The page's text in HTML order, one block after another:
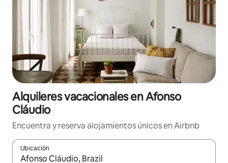
Alquileres vacacionales en Afonso
Cláudio
Encuentra y reserva alojamientos únicos en Airbnb
Ubicación
Cuando los resultados estén disponibles, navega con las